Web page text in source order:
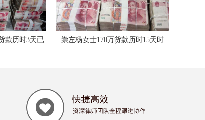
天已 崇左杨女士170万货款历时15天时 崇左民间借贷自